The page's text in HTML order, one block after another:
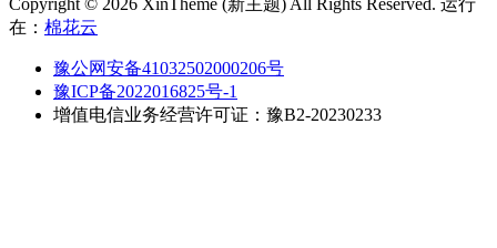
在： 棉花云
豫公网安备41032502000206号
豫ICP备2022016825号-1
增值电信业务经营许可证：豫B2-20230233